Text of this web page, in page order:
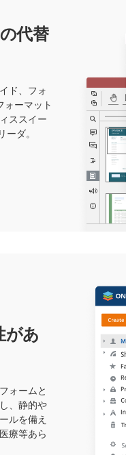
代替
ド、フォ
ーマット
ススイー
ダ。
があ
ォームと
、静的や
ルを備え
療等あら